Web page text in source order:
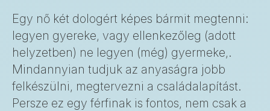
Egy nő két dologért képes bármit megtenni:
legyen gyereke, vagy ellenkezőleg (adott
helyzetben) ne legyen (még) gyermeke,.
Mindannyian tudjuk az anyaságra jobb
felkészülni, megtervezni a családalapítást.
Persze ez egy férfinak is fontos, nem csak a